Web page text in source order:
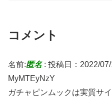
コメント
名前:匿名: 投稿日：2022/
MyMTEyNzY
ガチャピンムックは実質サ